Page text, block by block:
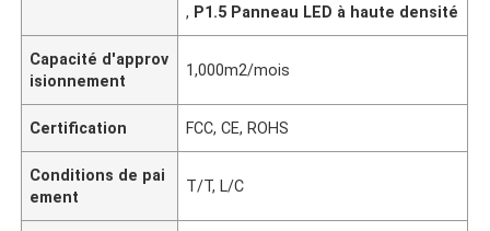
, P1.5 Panneau LED à haute densité
Capacité d'approv
isionnement
1,000m2/mois
Certification FCC, CE, ROHS
Conditions de pai
ement
T/T, L/C